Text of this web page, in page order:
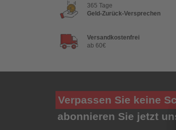
365 Tage
Geld-Zurück-Versprechen
Versandkostenfrei
ab 60€
Verpassen Sie keine
abonnieren Sie jetzt